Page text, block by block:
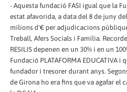
- Aquesta fundació FASI igual que la
estat afavorida, a data del 8 de juny
milions d'€ per adjudicacions
Treball, Afers Socials i Família.
RESILIS depenen en un 30% i en un
Fundació PLATAFORMA EDUCATIVA i
fundador i tresorer durant anys.
de Girona ho era fins que va agafar el